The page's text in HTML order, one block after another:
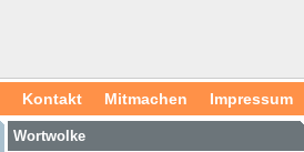
Kontakt Mitmachen Impressum
Wortwolke